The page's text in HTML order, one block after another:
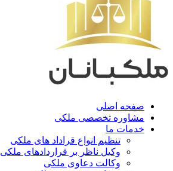
صفحه اصلی
مشاوره تخصصی ملکی
خدمات ما
تنظیم انواع قراداد های ملکی
وکیل ناظر بر قراردادهای ملکی
وکالت دعاوی ملکی